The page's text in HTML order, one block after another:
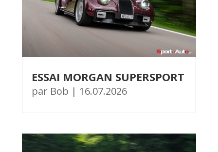
ESSAI MORGAN SUPERSPORT
par Bob | 16.07.2026